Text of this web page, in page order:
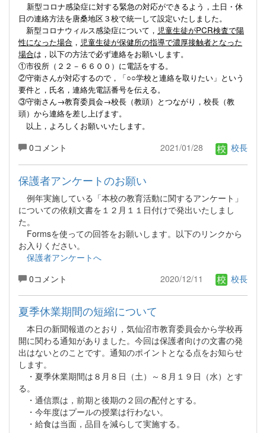
新型コロナ感染症に対する緊急の対応ができるよう，土日・休
日の連絡方法を唐桑地区３校で統一して設定いたしました。
新型コロナウィルス感染症について， 児童生徒がPCR検査で陽
性になった場合 ， 児童生徒が保健所の指導で濃厚接触者となった
場合は，以下の方法で必ず連絡をお願いします。
①市役所（２２－６６００）に電話をする。
②守衛さんが対応するので，「○○学校と連絡を取りたい」という
要件と，氏名，連絡先電話番号を伝える。
③守衛さん→教育委員会→校長（教頭）とつながり，校長（教
頭）から連絡を差し上げます。
以上，よろしくお願いいたします。
0コメント 2021/01/28 校長
保護者アンケートのお願い
例年実施している「本校の教育活動に関するアンケート」
についての依頼文書を１２月１１日付けで発出いたしまし
た。
Formsを使っての回答をお願いします。以下のリンクから
お入りください。
保護者アンケートへ
0コメント
2020/12/11 校長
夏季休業期間の短縮について
本日の新聞報道のとおり，気仙沼市教育委員会から学校再
開に関わる通知がありました。今回は保護者向けの文書の発
出はないとのことです。通知のポイントとなる点をお知らせ
します。
・夏季休業期間は８月８日（土）～８月１９日（水）とす
る。
・通信票は，前期と後期の２回の配付とする。
・今年度はプールの授業は行わない。
・給食は当面，品目を減らして実施する。